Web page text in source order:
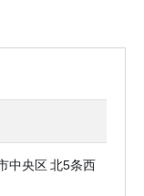
中央区 北5条西